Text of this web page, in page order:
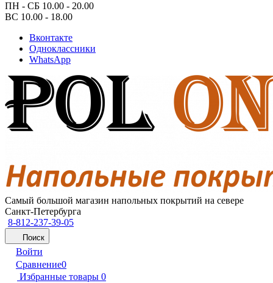
ПН - СБ 10.00 - 20.00
ВС 10.00 - 18.00
Вконтакте
Одноклассники
WhatsApp
Самый большой магазин напольных покрытий на севере
Санкт-Петербурга
8-812-237-39-05
Поиск
Войти
Сравнение0
Избранные товары 0